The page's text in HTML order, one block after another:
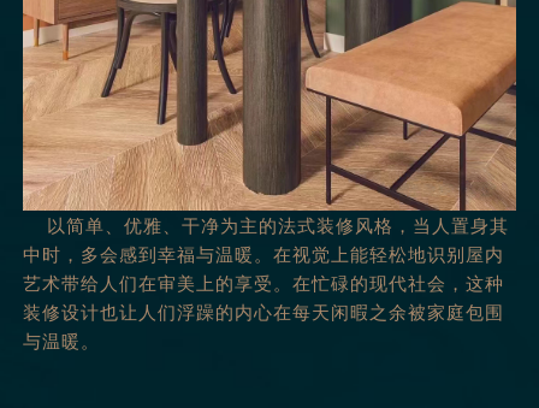
以简单、优雅、干净为主的法式装修风格，当人置身其
中时，多会感到幸福与温暖。在视觉上能轻松地识别屋内
艺术带给人们在审美上的享受。在忙碌的现代社会，这种
装修设计也让人们浮躁的内心在每天闲暇之余被家庭包围
与温暖。